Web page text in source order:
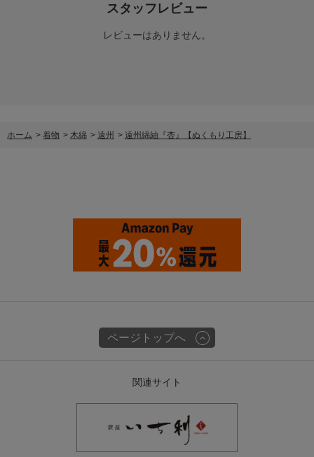
スタッフレビュー
レビューはありません。
ホーム > 着物 > 木綿 > 遠州 > 遠州綿紬『杏』【ぬくもり工房】
ページトップへ
関連サイト